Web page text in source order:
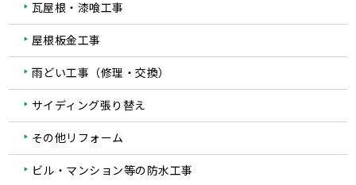
瓦屋根・漆喰工事
屋根板金工事
雨どい工事（修理・交換）
サイディング張り替え
その他リフォーム
ビル・マンション等の防水工事